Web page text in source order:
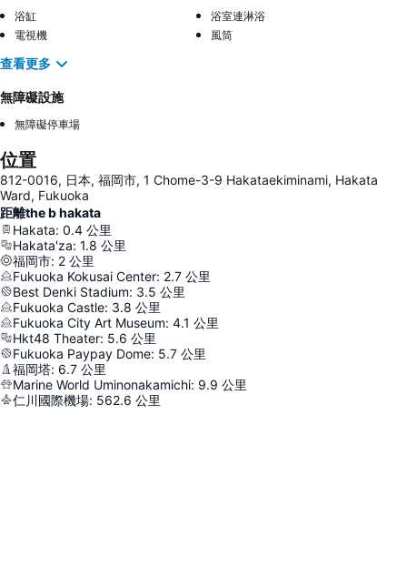
浴缸
浴室連淋浴
電視機
風筒
查看更多
無障礙設施
無障礙停車場
位置
812-0016, 日本, 福岡市, 1 Chome-3-9 Hakataekiminami, Hakata
Ward, Fukuoka
距離the b hakata
Hakata: 0.4 公里
Hakata'za: 1.8 公里
福岡市: 2 公里
Fukuoka Kokusai Center: 2.7 公里
Best Denki Stadium: 3.5 公里
Fukuoka Castle: 3.8 公里
Fukuoka City Art Museum: 4.1 公里
Hkt48 Theater: 5.6 公里
Fukuoka Paypay Dome: 5.7 公里
福岡塔: 6.7 公里
Marine World Uminonakamichi: 9.9 公里
仁川國際機場: 562.6 公里